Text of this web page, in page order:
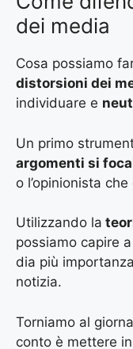
dei media
Cosa possiamo
distorsioni dei
individuare e
Un primo
argomenti si
o l’opinionista
Utilizzando la
possiamo capire a
dia più
notizia.
Torniamo al
conto è mettere